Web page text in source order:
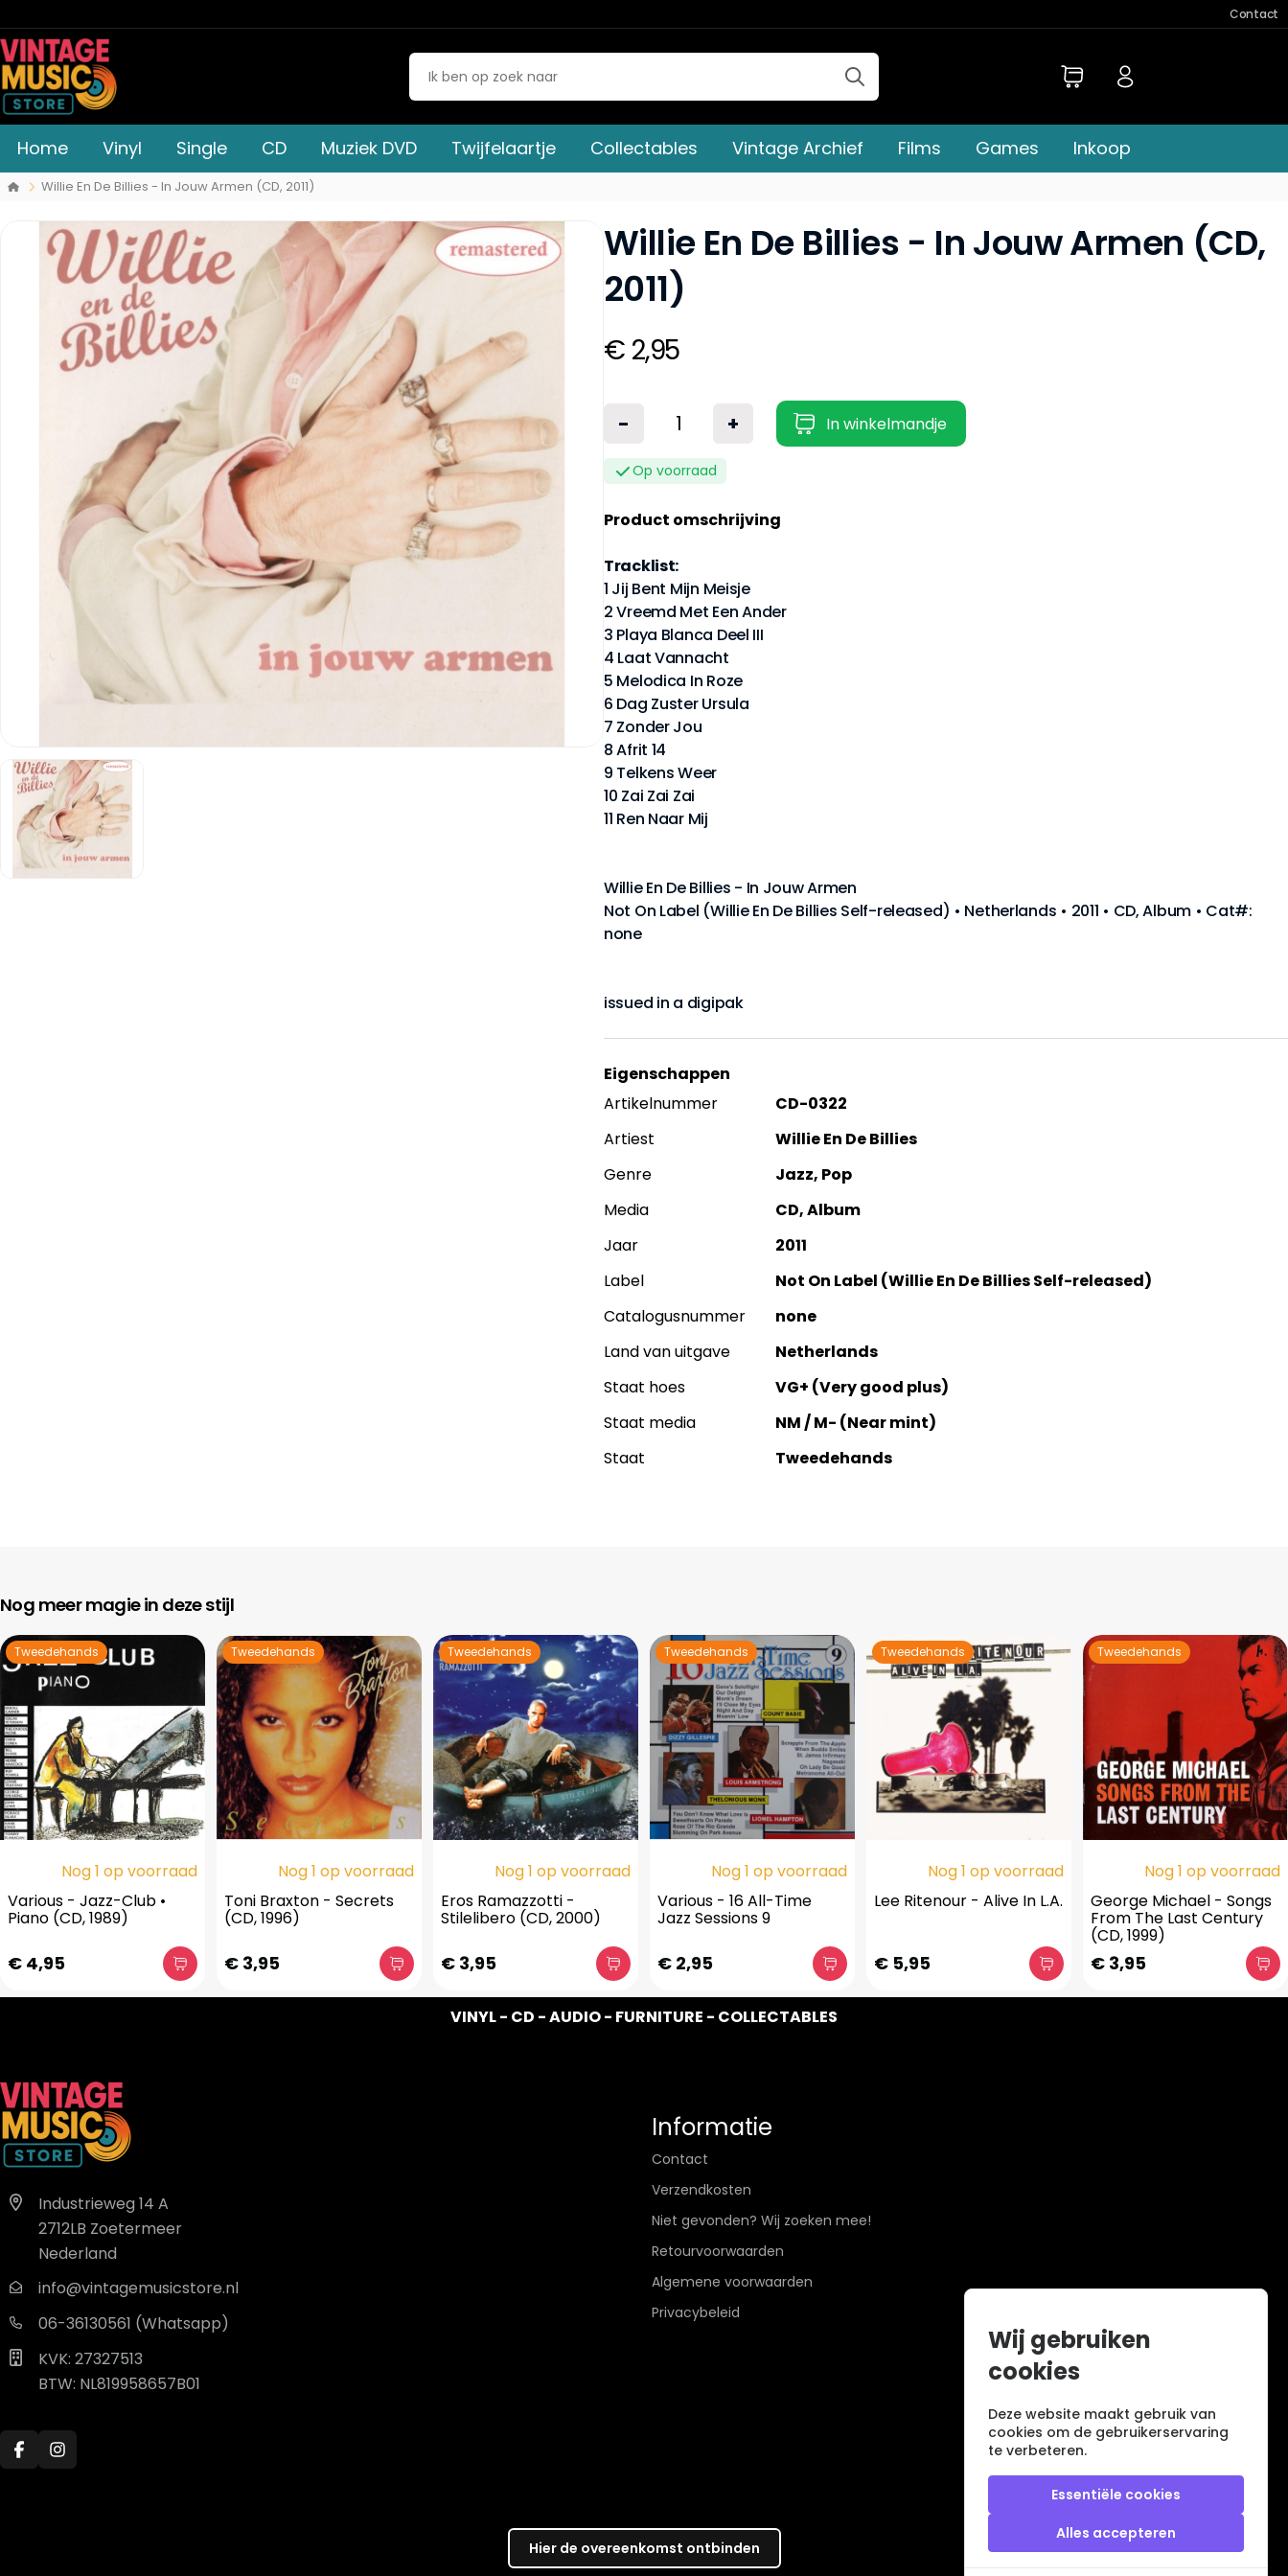
Contact
Home Vinyl Single CD Muziek DVD Twijfelaartje Collectables Vintage Archief Films Games Inkoop
Willie En De Billies - In Jouw Armen (CD, 2011)
Willie En De Billies - In Jouw Armen (CD,
2011)
€ 2,95
- + In winkelmandje
Op voorraad
Product omschrijving
Tracklist:
1 Jij Bent Mijn Meisje
2 Vreemd Met Een Ander
3 Playa Blanca Deel III
4 Laat Vannacht
5 Melodica In Roze
6 Dag Zuster Ursula
7 Zonder Jou
8 Afrit 14
9 Telkens Weer
10 Zai Zai Zai
11 Ren Naar Mij
Willie En De Billies - In Jouw Armen
Not On Label (Willie En De Billies Self-released) • Netherlands • 2011 • CD, Album • Cat#:
none
issued in a digipak
Eigenschappen
Artikelnummer
CD-0322
Artiest
Willie En De Billies
Genre
Jazz, Pop
Media
CD, Album
Jaar
2011
Label
Not On Label (Willie En De Billies Self-released)
Catalogusnummer
none
Land van uitgave
Netherlands
Staat hoes
VG+ (Very good plus)
Staat media
NM / M- (Near mint)
Staat
Tweedehands
Nog meer magie in deze stijl
Tweedehands
Nog 1 op voorraad
Various - Jazz-Club •
Piano (CD, 1989)
€ 4,95
Tweedehands
Nog 1 op voorraad
Toni Braxton - Secrets
(CD, 1996)
€ 3,95
Tweedehands
Nog 1 op voorraad
Eros Ramazzotti -
Stilelibero (CD, 2000)
€ 3,95
Tweedehands
Nog 1 op voorraad
Various - 16 All-Time
Jazz Sessions 9
€ 2,95
Tweedehands
Nog 1 op voorraad
Lee Ritenour - Alive In L.A.
€ 5,95
Tweedehands
Nog 1 op voorraad
George Michael - Songs
From The Last Century
(CD, 1999)
€ 3,95
VINYL - CD - AUDIO - FURNITURE - COLLECTABLES
Industrieweg 14 A
2712LB Zoetermeer
Nederland
info@vintagemusicstore.nl
06-36130561 (Whatsapp)
KVK: 27327513
BTW: NL819958657B01
Informatie
Contact
Verzendkosten
Niet gevonden? Wij zoeken mee!
Retourvoorwaarden
Algemene voorwaarden
Privacybeleid
Hier de overeenkomst ontbinden
Wij gebruiken
cookies
Deze website maakt gebruik van
cookies om de gebruikerservaring
te verbeteren.
Essentiële cookies
Alles accepteren